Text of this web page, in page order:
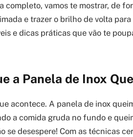
completo, vamos te mostrar, de
e trazer o brilho de volta para
e dicas práticas que vão te
a Panela de Inox
acontece. A panela de inox
a comida gruda no fundo e
se desespere! Com as técnicas